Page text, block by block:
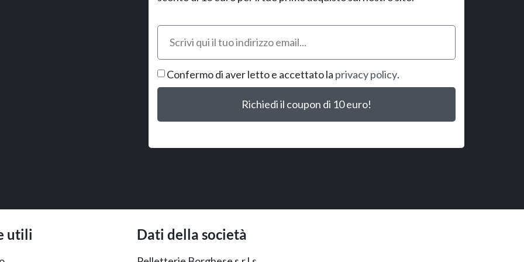
Confermo di aver letto e accettato la privacy policy.
Richiedi il coupon di 10 euro!
utili Dati della società